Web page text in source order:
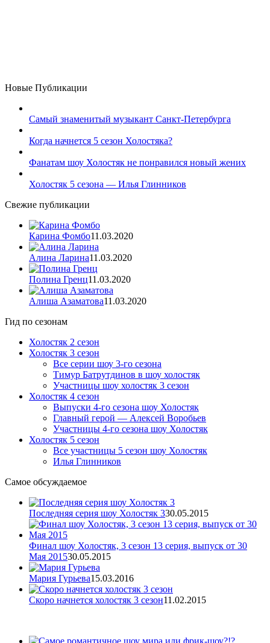
Новые Публикации
Самый знаменитый музыкант Санкт-Петербурга
Когда начнется 5 сезон Холостяка?
Фанатам шоу Холостяк не понравился новый жених
Холостяк 5 сезона — Илья Глинников
Свежие публикации
Карина Фомбо11.03.2020
Алина Ларина11.03.2020
Полина Гренц11.03.2020
Алиша Азаматова11.03.2020
Гид по сезонам
Холостяк 2 сезон
Холостяк 3 сезон
Все серии шоу 3-го сезона
Тимур Батрутдинов в шоу холостяк
Участницы шоу холостяк 3 сезон
Холостяк 4 сезон
Выпуски 4-го сезона шоу Холостяк
Главный герой — Алексей Воробьев
Участницы 4-го сезона шоу Холостяк
Холостяк 5 сезон
Все участницы 5 сезон шоу Холостяк
Илья Глинников
Самое обсуждаемое
Последняя серия шоу Холостяк 330.05.2015
Финал шоу Холостяк, 3 сезон 13 серия, выпуск от 30
Мая 201530.05.2015
Мария Гурьева15.03.2016
Скоро начнется холостяк 3 сезон11.02.2015